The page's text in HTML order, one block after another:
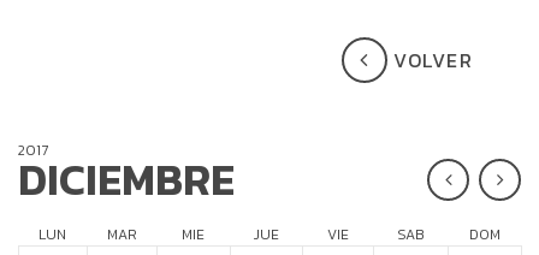
VOLVER
2017
DICIEMBRE
LUN MAR MIE JUE VIE SAB DOM